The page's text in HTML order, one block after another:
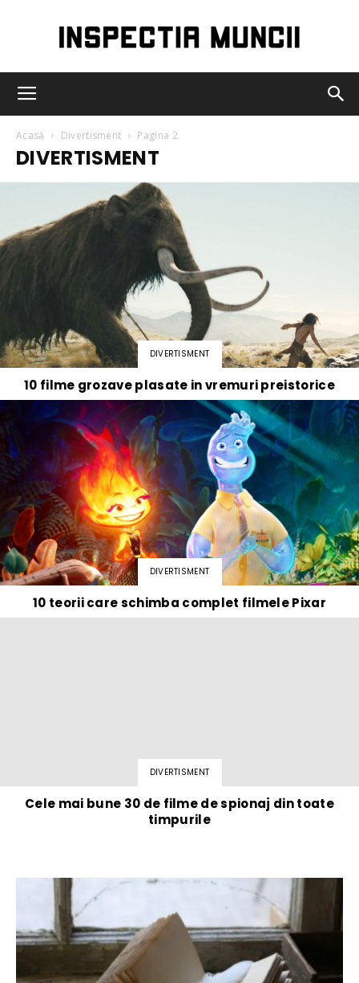
Acasă Divertisment Pagina 2
DIVERTISMENT
DIVERTISMENT
10 filme grozave plasate in vremuri preistorice
DIVERTISMENT
10 teorii care schimba complet filmele Pixar
DIVERTISMENT
Cele mai bune 30 de filme de spionaj din toate
timpurile